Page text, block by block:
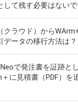
して残す必要はないで
クラウド）から
データの移行方法は？
で発注書を証跡と
に見積書（PDF）を